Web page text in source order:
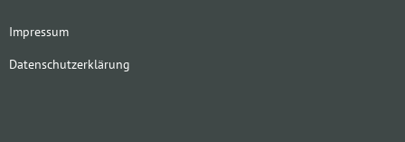
Impressum
Datenschutzerklärung